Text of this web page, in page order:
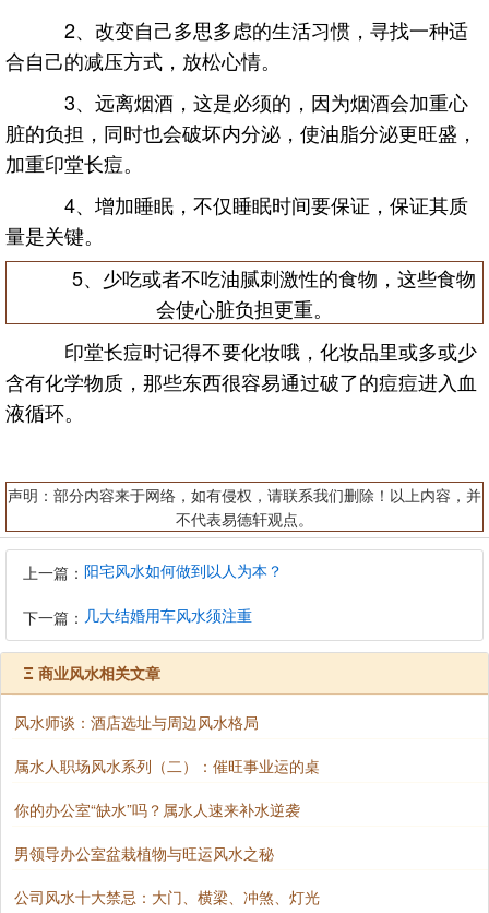
2、改变自己多思多虑的生活习惯，寻找一种适
合自己的减压方式，放松心情。
3、远离烟酒，这是必须的，因为烟酒会加重心
脏的负担，同时也会破坏内分泌，使油脂分泌更旺盛，
加重印堂长痘。
4、增加睡眠，不仅睡眠时间要保证，保证其质
量是关键。
5、少吃或者不吃油腻刺激性的食物，这些食物
会使心脏负担更重。
印堂长痘时记得不要化妆哦，化妆品里或多或少
含有化学物质，那些东西很容易通过破了的痘痘进入血
液循环。
声明：部分内容来于网络，如有侵权，请联系我们删除！以上内容，并
不代表易德轩观点。
上一篇： 阳宅风水如何做到以人为本？
下一篇： 几大结婚用车风水须注重
Ξ 商业风水相关文章
风水师谈：酒店选址与周边风水格局
属水人职场风水系列（二）：催旺事业运的桌
你的办公室“缺水”吗？属水人速来补水逆袭
男领导办公室盆栽植物与旺运风水之秘
公司风水十大禁忌：大门、横梁、冲煞、灯光